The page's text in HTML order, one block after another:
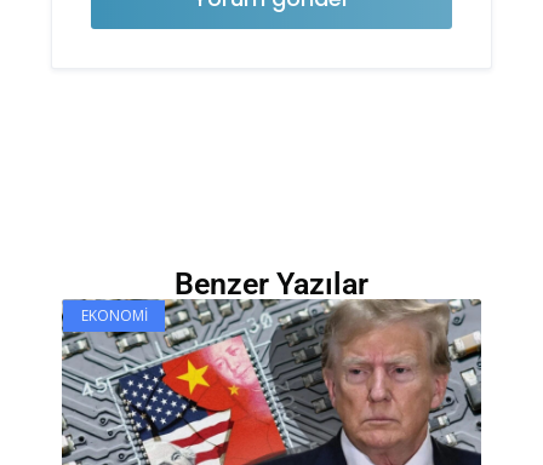
Benzer Yazılar
EKONOMI